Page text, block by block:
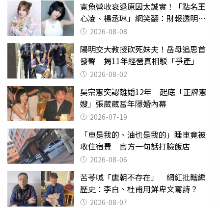
寬魚營收衰退原因太誠實！「點名王
心凌、楊丞琳」網笑翻：財報透明度
滿分2026-08-08
陽明交大教授砍死妹夫！岳母追思首
發聲 揭11年經營真相駁「爭產」
2026-08-02
吳宗憲突認離婚12年 起底「正牌憲
嫂」張葳葳當年隱婚內幕
2026-07-19
「車是我的、油也是我的」睡車竟被
收住宿費 官方一句話打臉飯店
2026-08-06
苦苓喊「唐朝不存在」 網紅批瞎編
歷史：李白、杜甫用鮮卑文寫詩？
2026-08-07